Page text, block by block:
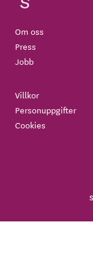
Om oss
Press
Jobb
Villkor
Personuppgifter
Cookies